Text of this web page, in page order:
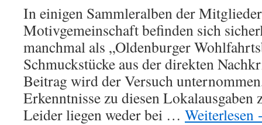
In einigen Sammleralben der
Motivgemeinschaft befinden sich
manchmal als „Oldenburger
Schmuckstücke aus der direkten
Beitrag wird der Versuch
Erkenntnisse zu diesen Lokalausgaben
Leider liegen weder bei … Weiterlesen